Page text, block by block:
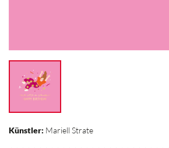
Künstler: Mariell Strate